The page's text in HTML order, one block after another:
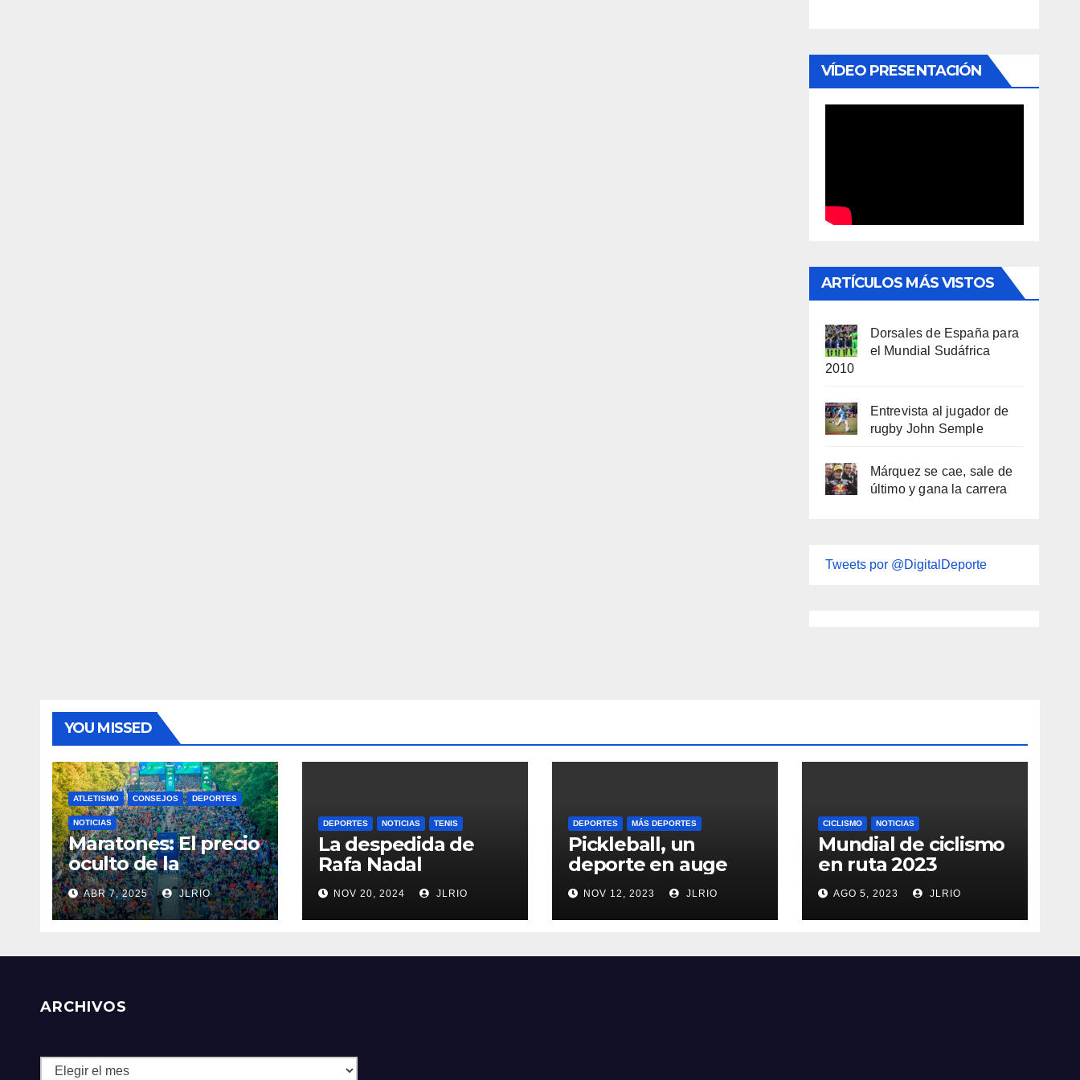
VÍDEO PRESENTACIÓN
ARTÍCULOS MÁS VISTOS
Dorsales de España para
el Mundial Sudáfrica
2010
Entrevista al jugador de
rugby John Semple
Márquez se cae, sale de
último y gana la carrera
Tweets por @DigitalDeporte
YOU MISSED
ATLETISMO CONSEJOS DEPORTES
NOTICIAS
Maratones: El precio
oculto de la
resistencia
ABR 7, 2025 JLRIO
DEPORTES NOTICIAS TENIS
La despedida de
Rafa Nadal
NOV 20, 2024 JLRIO
DEPORTES MÁS DEPORTES
Pickleball, un
deporte en auge
NOV 12, 2023 JLRIO
CICLISMO NOTICIAS
Mundial de ciclismo
en ruta 2023
AGO 5, 2023 JLRIO
ARCHIVOS
Archivos